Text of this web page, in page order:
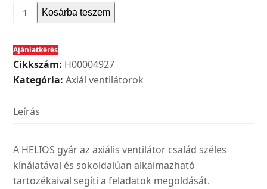
Helios
HRFW
400
B
tip.
axiálventilátor
motorral,1~
mennyiség
Kosárba teszem
Ajánlatkérés
Cikkszám: H00004927
Kategória: Axiál ventilátorok
Leírás
A HELIOS gyár az axiális ventilátor család széles
kínálatával és sokoldalúan alkalmazható
tartozékaival segíti a feladatok megoldását.